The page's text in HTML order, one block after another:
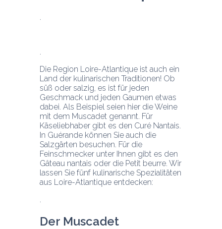
Die Region Loire-Atlantique ist auch ein
Land der kulinarischen Traditionen! Ob
süß oder salzig, es ist für jeden
Geschmack und jeden Gaumen etwas
dabei. Als Beispiel seien hier die Weine
mit dem Muscadet genannt. Für
Käseliebhaber gibt es den Curé Nantais.
In Guérande können Sie auch die
Salzgärten besuchen. Für die
Feinschmecker unter Ihnen gibt es den
Gâteau nantais oder die Petit beurre. Wir
lassen Sie fünf kulinarische Spezialitäten
aus Loire-Atlantique entdecken:
Der Muscadet